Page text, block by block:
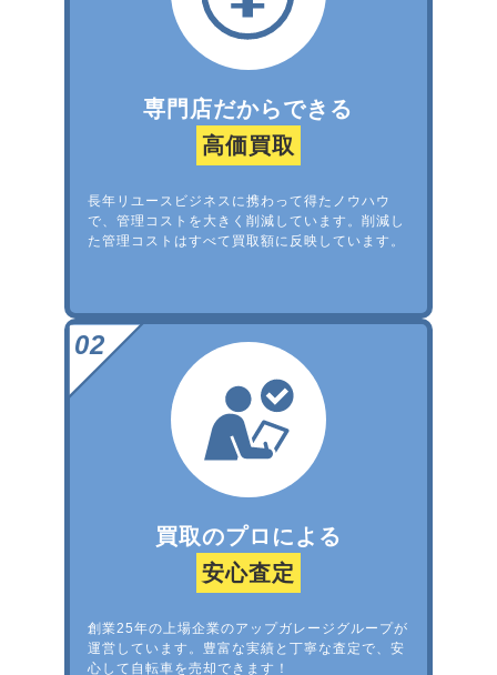
専門店だからできる
高価買取
長年リユースビジネスに携わって得たノウハウ
で、管理コストを大きく削減しています。削減し
た管理コストはすべて買取額に反映しています。
買取のプロによる
安心査定
創業25年の上場企業のアップガレージグループが
運営しています。豊富な実績と丁寧な査定で、安
心して自転車を売却できます！